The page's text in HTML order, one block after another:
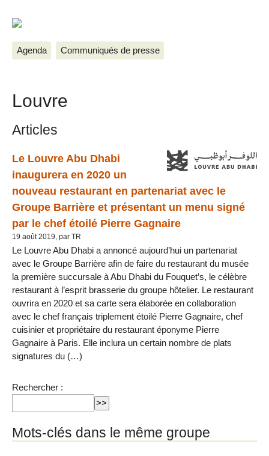
Agenda Communiqués de presse
Louvre
Articles
Le Louvre Abu Dhabi
inaugurera en 2020 un
nouveau restaurant en partenariat avec le
Groupe Barrière et présentant un menu signé
par le chef étoilé Pierre Gagnaire
19 août 2019, par TR
Le Louvre Abu Dhabi a annoncé aujourd’hui un partenariat
avec le Groupe Barrière afin de faire du restaurant du musée
la première succursale à Abu Dhabi du Fouquet’s, le célèbre
restaurant à l’esprit brasserie du groupe hôtelier. Le restaurant
ouvrira en 2020 et sa carte sera élaborée en collaboration
avec le chef français triplement étoilé Pierre Gagnaire, chef
cuisinier et propriétaire du restaurant éponyme Pierre
Gagnaire à Paris. Elle inclura un certain nombre de plats
signatures du (…)
Rechercher :
Mots-clés dans le même groupe